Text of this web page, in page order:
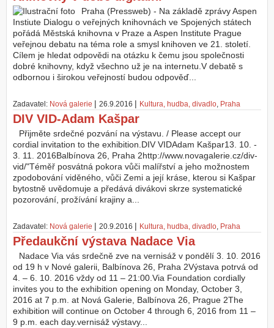
Praha (Pressweb) - Na základě zprávy Aspen
Instiute Dialogu o veřejných knihovnách ve Spojených státech
pořádá Městská knihovna v Praze a Aspen Institute Prague
veřejnou debatu na téma role a smysl knihoven ve 21. století.
Cílem je hledat odpovědi na otázku k čemu jsou společnosti
dobré knihovny, když všechno už je na internetu.V debatě s
odbornou i širokou veřejností budou odpověď...
Zadavatel: Nová galerie | 26.9.2016 | Kultura, hudba, divadlo, Praha
DIV VID-Adam Kašpar
Přijměte srdečné pozvání na výstavu. / Please accept our
cordial invitation to the exhibition.DIV VIDAdam Kašpar13. 10. -
3. 11. 2016Balbínova 26, Praha 2http://www.novagalerie.cz/div-
vid/"Téměř posvátná pokora vůči malířství a jeho možnostem
zpodobování viděného, vůči Zemi a její kráse, kterou si Kašpar
bytostně uvědomuje a předává divákovi skrze systematické
pozorování, prožívání krajiny a...
Zadavatel: Nová galerie | 20.9.2016 | Kultura, hudba, divadlo, Praha
Předaukční výstava Nadace Via
Nadace Via vás srdečně zve na vernisáž v pondělí 3. 10. 2016
od 19 h v Nové galerii, Balbínova 26, Praha 2Výstava potrvá od
4. – 6. 10. 2016 vždy od 11 – 21:00.Via Foundation cordially
invites you to the exhibition opening on Monday, October 3,
2016 at 7 p.m. at Nová Galerie, Balbínova 26, Prague 2The
exhibition will continue on October 4 through 6, 2016 from 11 –
9 p.m. each day.vernisáž výstavy...